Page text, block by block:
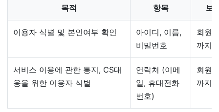
자의 의미로도 사용합니다.
하는 서비스를 받는 회원 및 비회원을 말합니다.
'회원'이라 함은 “몰”에 회원등록을 한 자로서, 계속적으
로 "몰"이 제공하는 서비스를 이용할 수 있는 자를 말합
'비회원'이라 함은 회원에 가입하지 않고 "몰"이 제공하
는 서비스를 이용하는 자를 말합니다.
제3조 약관 등의 명시와 설명 및 개정
목적 항목 보
이용자 식별 및 본인여부 확인
아이디, 이름,
비밀번호
회원
까지
서비스 이용에 관한 통지, CS대
응을 위한 이용자 식별
연락처 (이메
일, 휴대전화
번호)
회원
까지